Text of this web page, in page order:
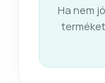
Ha nem